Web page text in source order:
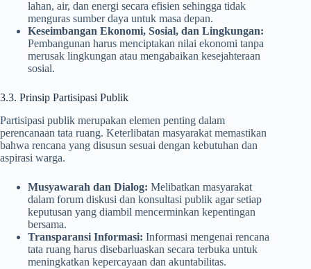
lahan, air, dan energi secara efisien sehingga tidak
menguras sumber daya untuk masa depan.
Keseimbangan Ekonomi, Sosial, dan Lingkungan:
Pembangunan harus menciptakan nilai ekonomi tanpa
merusak lingkungan atau mengabaikan kesejahteraan
sosial.
3.3. Prinsip Partisipasi Publik
Partisipasi publik merupakan elemen penting dalam
perencanaan tata ruang. Keterlibatan masyarakat memastikan
bahwa rencana yang disusun sesuai dengan kebutuhan dan
aspirasi warga.
Musyawarah dan Dialog: Melibatkan masyarakat
dalam forum diskusi dan konsultasi publik agar setiap
keputusan yang diambil mencerminkan kepentingan
bersama.
Transparansi Informasi: Informasi mengenai rencana
tata ruang harus disebarluaskan secara terbuka untuk
meningkatkan kepercayaan dan akuntabilitas.